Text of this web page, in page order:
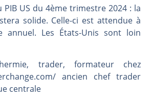
US du 4ème trimestre 2024 : la
solide. Celle-ci est attendue à
annuel. Les États-Unis sont loin
trader, formateur chez
ancien chef trader
centrale